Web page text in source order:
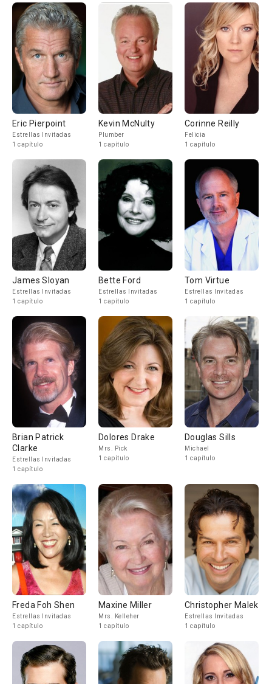
Eric Pierpoint
Estrellas Invitadas
1 capítulo
Kevin McNulty
Plumber
1 capítulo
Corinne Reilly
Felicia
1 capítulo
James Sloyan
Estrellas Invitadas
1 capítulo
Bette Ford
Estrellas Invitadas
1 capítulo
Tom Virtue
Estrellas Invitadas
1 capítulo
Brian Patrick
Clarke
Estrellas Invitadas
1 capítulo
Dolores Drake
Mrs. Pick
1 capítulo
Douglas Sills
Michael
1 capítulo
Freda Foh Shen
Estrellas Invitadas
1 capítulo
Maxine Miller
Mrs. Kelleher
1 capítulo
Christopher Maleki
Estrellas Invitadas
1 capítulo